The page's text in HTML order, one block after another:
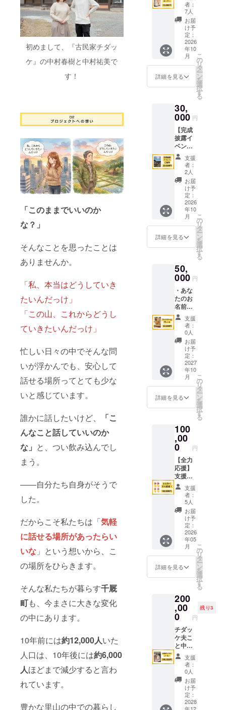
初めまして、『古民家チダッ
ケ』の中村春樹と中村祐美で
す！
「このままでいいのか
な？」
そんなことを思ったことは
ありませんか。
「私、本当はどうしていき
たいんだっけ」
「この山、これからどうし
ていきたいんだっけ」
忙しい日々の中でそんな問
いが浮かんでも、安心して
話せる場所ってとても少な
いと感じています。
誰かに話したいけど、
「こ
んなこと話していいのか
な」 と、つい飲み込んでし
まう。
——自分たち自身がそうで
した。
だからこそ私たちは「気軽
に話せる場所があったらい
いな 」という想いから、こ
の場所をひらきます。
そんな私たちが暮らす千厩
町も、今まさに大きな変化
の中にあります。
10年前には約12,000人いた
人口は、10年後には約6,000
人ほどまで減少すると言わ
れています。
豊かな里山の中での暮らし
し、日
程調整
を行い
ます。
広い庭
を使っ
たマル
シェや
リビン
グでの
対話的
な研修
など、
使い方
限：
2028年
ヒー】
オープ
ン後１
年間、
ご来店
特典に
コー
ヒー１
杯サー
ビスい
行者の
方も
OK！ご
家族や
お友達
を連れ
てぜひ
遊びに
来てく
ださ
い！ 有
効期
限：
2027年
12月31
日
者：
7人
お届
け予
定：
2026
年10
月
詳細を見る
こ
の
リ
タ
ー
ン
を
選
択
す
る
30,
000 円
【完成
披露イ
ベント
ご招
待】 完
成した
新しい
チダッ
ケの
ルーム
ツアー
はもち
ろん、
BBQマ
イス
格BBQ
や、テ
ントサ
ウナな
どをご
用意！
美味し
いご飯
と共に
一緒に
完成を
お祝い
しま
しょ
う！ 日
程はク
ラウド
後に調
整して
お知ら
せしま
す。 日
時：
2026年
10月
~11月頃
を予定
場所：
古民家
チダッ
ケ（千
厩町小
梨） 交
通費・
滞在
費や滞
在費は
各自で
ご負担
くださ
い。 連
絡方
法：詳
細な日
程や住
所は支
援者様
宛に
メール
支援
者：
2人
お届
け予
定：
2026
年10
月
詳細を見る
こ
の
リ
タ
ー
ン
を
選
択
す
る
50,
000 円
・あな
たのお
名前
（ニッ
クネー
ムOK）
や会社
名を、
木の
ネーム
プレー
トで店
内に掲
載しま
す！ 支
に希望
される
お名前
（会社
名）を
ご記入
くださ
い。 ・
掲載期
間：
オープ
ンから
店舗が
残続す
るまで
・掲載
方法：
文字の
み
印） ・
掲載サ
イズ：
縦5cm×
横15cm
・リ
ターン
画像は
イメー
ジで
す。
支援
者：
0人
お届
け予
定：
2027
年10
月
詳細を見る
こ
の
リ
タ
ー
ン
を
選
択
す
る
100
,00
0 円
【全力
応援】
支援は
全額リ
ノベー
ション
費用
へ！
「品物
はなく
て大丈
夫。で
も応援
した
い」そ
を、あ
りがた
く受け
取らせ
ていた
だきま
す。い
ただい
たご支
援は、
焙煎
所・カ
フェ・
シェア
支援
者：
5人
お届
け予
定：
2026
年05
月
詳細を見る
こ
の
リ
タ
ー
ン
を
選
択
す
る
200
,00
0 円
残り3
チダッ
ケ夫こ
と中村
春樹が
あなた
の町、
職場、
イベン
ト等に
出張し
支援
者：
0人
お届
け予
定：
2028